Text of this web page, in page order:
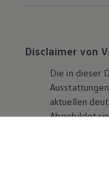
Disclaimer von
Die in dieser
aktuellen
Abgebildet